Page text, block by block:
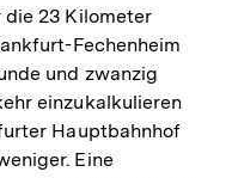
23 Kilometer
Fechenheim
und zwanzig
einzukalkulieren
Hauptbahnhof
Eine